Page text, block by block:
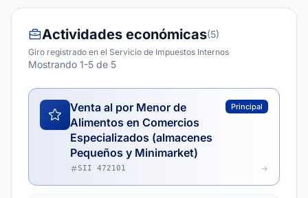
Actividades económicas(5)
Giro registrado en el Servicio de Impuestos Internos
Mostrando 1-5 de 5
Venta al por Menor de
Alimentos en Comercios
Especializados (almacenes
Pequeños y Minimarket)
Principal
SII 472101